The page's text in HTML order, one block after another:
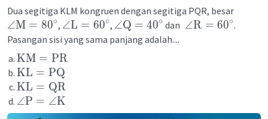
Dua segitiga KLM kongruen dengan segitiga PQR, besar
∠M = 80∘, ∠L = 60∘, ∠Q = 40∘ dan ∠R = 60∘.
Pasangan sisi yang sama panjang adalah....
KM = PR
KL = PQ
KL = QR
∠P = ∠K